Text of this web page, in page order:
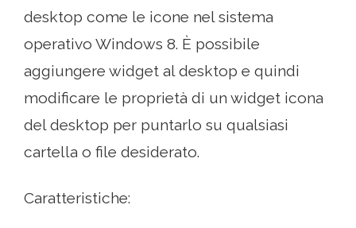
desktop come le icone nel sistema
operativo Windows 8. È possibile
aggiungere widget al desktop e quindi
modificare le proprietà di un widget icona
del desktop per puntarlo su qualsiasi
cartella o file desiderato.
Caratteristiche: